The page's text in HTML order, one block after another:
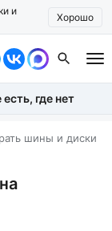
и
Хорошо
есть, где нет
шины и диски